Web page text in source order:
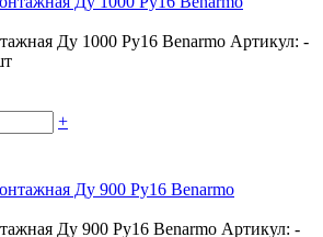
Ду 1000 Ру16 Benarmo Артикул: -
+
Ду 900 Ру16 Benarmo Артикул: -